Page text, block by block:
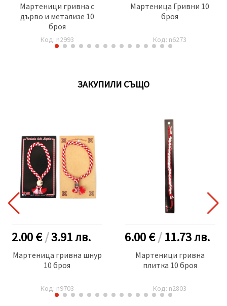
Мартеници гривна с
дърво и метализе 10
броя
Код: n2993
Мартеница Гривни 10
броя
Код: n6273
ЗАКУПИЛИ СЪЩО
2.00 €/3.91лв.
Мартеница гривна шнур
10 броя
Код: n9703
6.00 €/11.73лв.
Мартеници гривна
плитка 10 броя
Код: n2803